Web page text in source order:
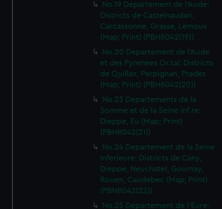
No.19 Departement de l'Aude:
Districts de Castelnaudari,
Carcassonne, Grasse, Lemoux
(Map; Print) (PBH8042(19))
No.20 Departement de l'Aude
et des Pyrenees Or.tal: Districts
de Quillan, Perpignan, Prades
(Map; Print) (PBH8042(20))
No.23 Departements de la
Somme et de la Seine inf.re:
Dieppe, Eu (Map; Print)
(PBH8042(21))
No.24 Departement de la Seine
Inferieure: Districts de Cany,
Dieppe, Neuchatel, Gournay,
Rouen, Caudebec (Map; Print)
(PBH8042(22))
No.25 Departement de l'Eure: